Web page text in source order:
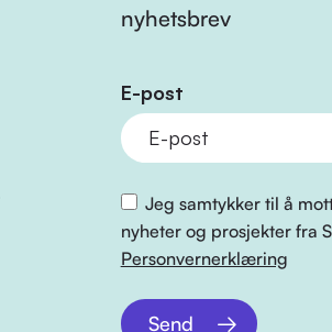
nyhetsbrev
E-post
Jeg samtykker til å
nyheter og prosjekter fra
Personvernerklæring
Send